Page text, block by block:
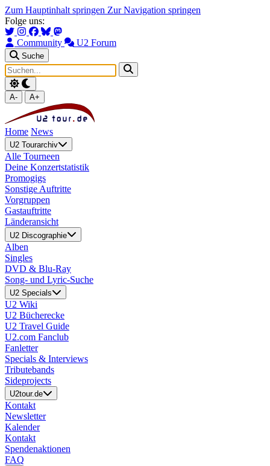
Zum Hauptinhalt springen Zur Navigation springen
Folge uns:
Community U2 Forum
Suche
A- A+
Home News
U2 Tourarchiv
Alle Tourneen
Deine Konzertstatistik
Promogigs
Sonstige Auftritte
Vorgruppen
Gastauftritte
Länderansicht
U2 Discographie
Alben
Singles
DVD & Blu-Ray
Song- und Lyric-Suche
U2 Specials
U2 Wiki
U2 Bücherecke
U2 Travel Guide
U2.com Fanclub
Fanletter
Specials & Interviews
Tributebands
Sideprojects
U2tour.de
Kontakt
Newsletter
Kalender
Kontakt
Spendenaktionen
FAQ